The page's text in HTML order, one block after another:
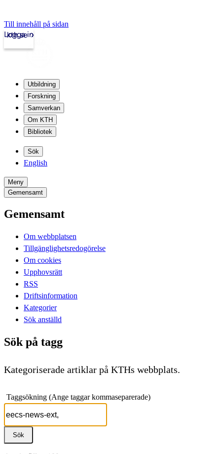
Till innehåll på sidan
kth.se
Logga in
Utbildning
Forskning
Samverkan
Om KTH
Bibliotek
Sök
English
Meny
Gemensamt
Gemensamt
Om webbplatsen
Tillgänglighetsredogörelse
Om cookies
Upphovsrätt
RSS
Driftsinformation
Kategorier
Sök anställd
Sök på tagg
Kategoriserade artiklar på KTHs webbplats.
Taggsökning (Ange taggar kommaseparerade)